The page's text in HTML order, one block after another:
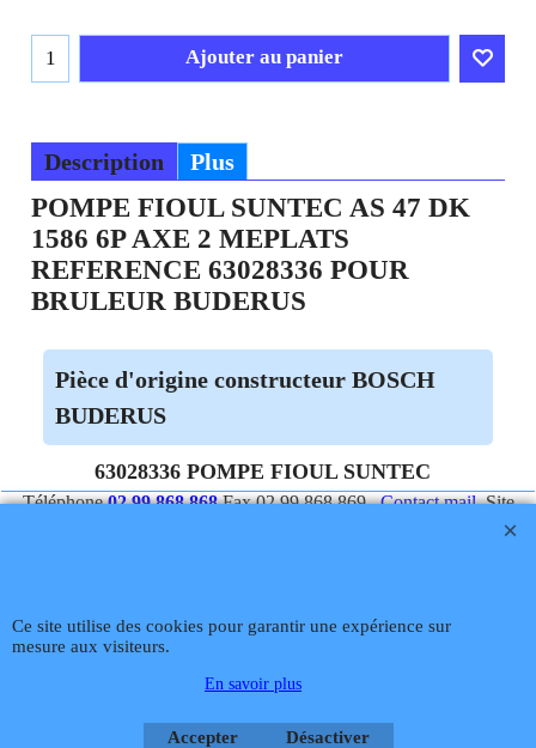
Ajouter au panier
Description Plus
POMPE FIOUL SUNTEC AS 47 DK
1586 6P AXE 2 MEPLATS
REFERENCE 63028336 POUR
BRULEUR BUDERUS
Pièce d'origine constructeur BOSCH
BUDERUS
63028336 POMPE FIOUL SUNTEC
AS 47 DK 1586 6P AXE 2 MEPLATS
Téléphone02 99 868 868Fax 02 99 868 869Contact mailSite
avec le logiciel
eCommerce ShopFactory
Ce site utilise des cookies pour garantir une expérience sur
mesure aux visiteurs.
En savoir plus
Accepter Désactiver